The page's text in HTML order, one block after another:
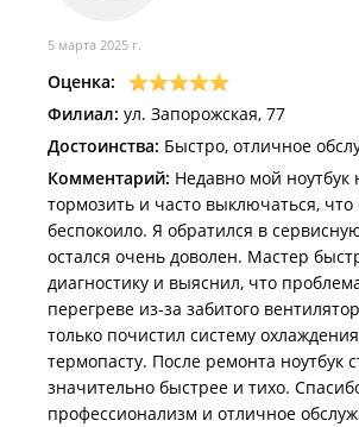
5 марта 2025 г.
Оценка:
Филиал: ул. Запорожская, 77
Достоинства: Быстро, отличное
Комментарий: Недавно мой ноутбук
тормозить и часто выключаться,
беспокоило. Я обратился в
остался очень доволен. Мастер
диагностику и выяснил, что
перегреве из-за забитого
только почистил систему
термопасту. После ремонта ноутбук
значительно быстрее и тихо.
профессионализм и отличное